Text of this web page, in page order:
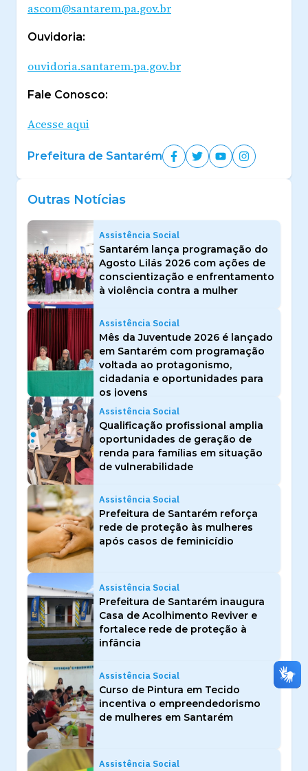
ascom@santarem.pa.gov.br
Ouvidoria:
ouvidoria.santarem.pa.gov.br
Fale Conosco:
Acesse aqui
Prefeitura de Santarém
Outras Notícias
Assistência Social
Santarém lança programação do
Agosto Lilás 2026 com ações de
conscientização e enfrentamento
à violência contra a mulher
Assistência Social
Mês da Juventude 2026 é lançado
em Santarém com programação
voltada ao protagonismo,
cidadania e oportunidades para
os jovens
Assistência Social
Qualificação profissional amplia
oportunidades de geração de
renda para famílias em situação
de vulnerabilidade
Assistência Social
Prefeitura de Santarém reforça
rede de proteção às mulheres
após casos de feminicídio
Assistência Social
Prefeitura de Santarém inaugura
Casa de Acolhimento Reviver e
fortalece rede de proteção à
infância
Assistência Social
Curso de Pintura em Tecido
incentiva o empreendedorismo
de mulheres em Santarém
Assistência Social